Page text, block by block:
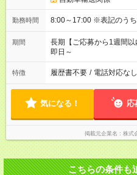
勤務時間 8:00～17:00 ※表
期間
長期【ご応募から1週間以
即日～
特徴 履歴書不要 / 電話対応なし
気になる！ 応
掲載元企業名 株式
こちらの条件も